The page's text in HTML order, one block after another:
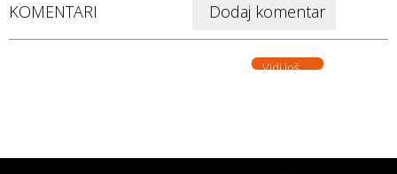
KOMENTARI Dodaj komentar
Vidi još. . .